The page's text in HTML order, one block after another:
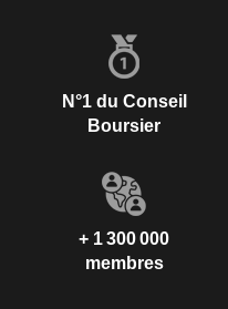
N°1 du Conseil
Boursier
+ 1 300 000
membres